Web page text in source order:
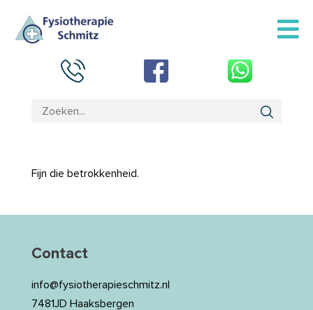
Fijn die betrokkenheid.
Contact
info@fysiotherapieschmitz.nl
7481JD Haaksbergen